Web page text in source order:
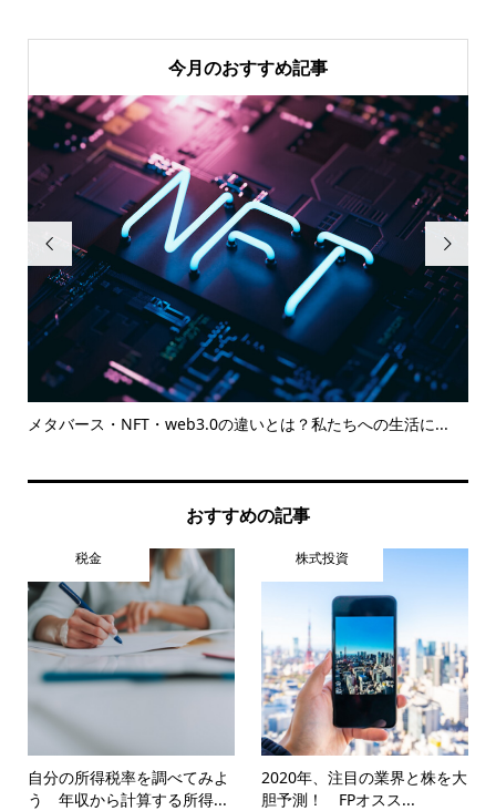
今月のおすすめ記事

メタバース・NFT・web3.0の違いとは？私たちへの生活に...

おすすめの記事
税金
自分の所得税率を調べてみよ
う 年収から計算する所得...
株式投資
2020年、注目の業界と株を大
胆予測！ FPオスス...